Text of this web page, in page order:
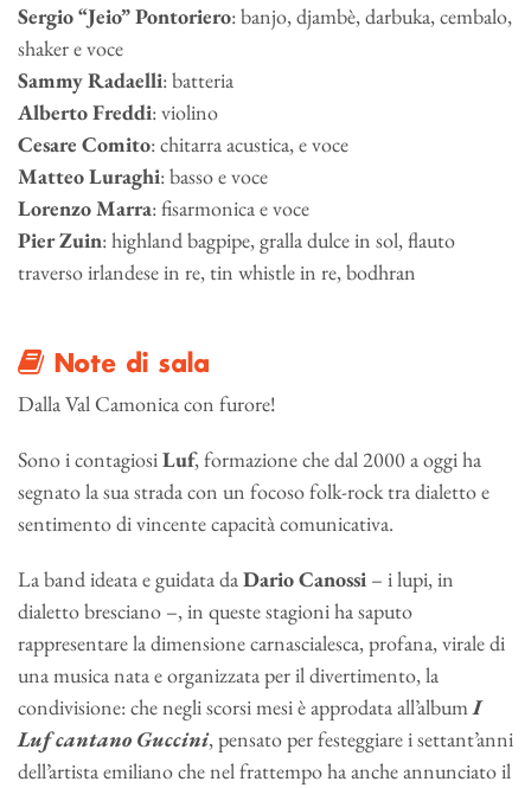
Sergio “Jeio” Pontoriero: banjo, djambè, darbuka, cembalo,
shaker e voce
Sammy Radaelli: batteria
Alberto Freddi: violino
Cesare Comito: chitarra acustica, e voce
Matteo Luraghi: basso e voce
Lorenzo Marra: fisarmonica e voce
Pier Zuin: highland bagpipe, gralla dulce in sol, flauto
traverso irlandese in re, tin whistle in re, bodhran
Note di sala
Dalla Val Camonica con furore!
Sono i contagiosiLuf, formazione che dal 2000 a oggi ha
segnato la sua strada con un focoso folk-rock tra dialetto e
sentimento di vincente capacità comunicativa.
La band ideata e guidata daDario Canossi – i lupi, in
dialetto bresciano –, in queste stagioni ha saputo
rappresentare la dimensione carnascialesca, profana, virale di
una musica nata e organizzata per il divertimento, la
condivisione: che negli scorsi mesi è approdata all’albumI
Luf cantano Guccini, pensato per festeggiare i settant’anni
dell’artista emiliano che nel frattempo ha anche annunciato il